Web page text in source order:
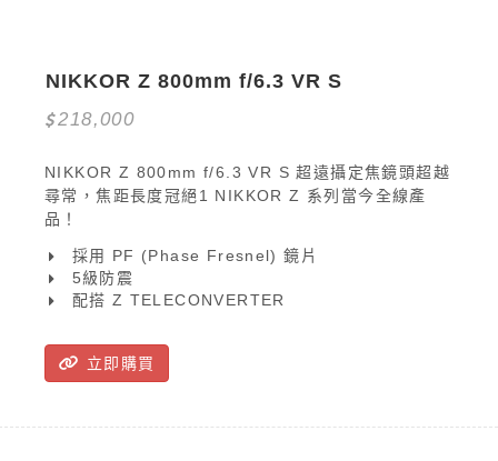
NIKKOR Z 800mm f/6.3 VR S
218,000
NIKKOR Z 800mm f/6.3 VR S 超遠攝定焦鏡頭超越
尋常，焦距長度冠絕1 NIKKOR Z 系列當今全線產
品！
採用 PF (Phase Fresnel) 鏡片
5級防震
配搭 Z TELECONVERTER
立即購買